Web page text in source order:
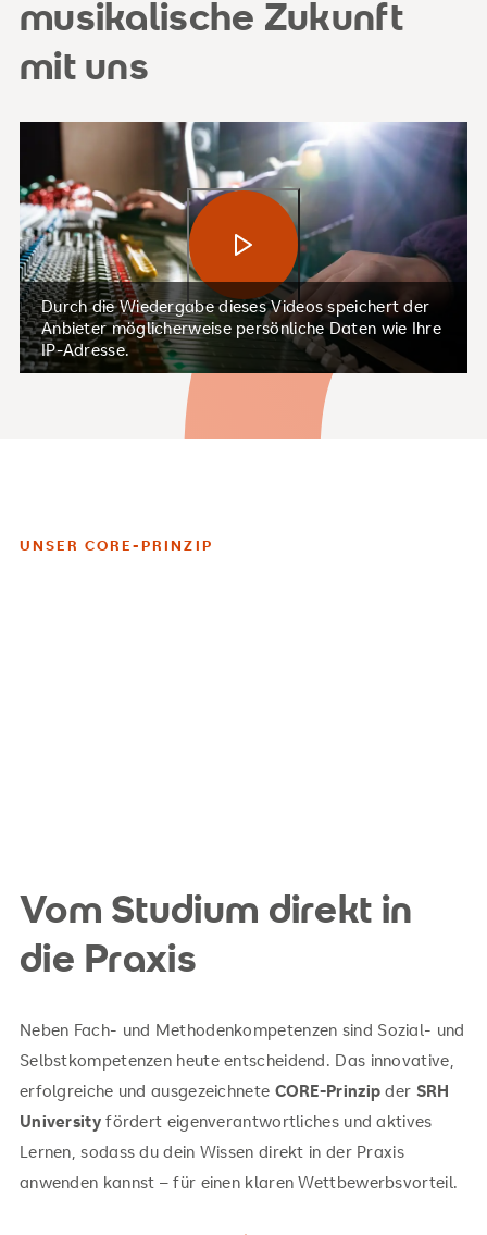
musikalische Zukunft
mit uns
Video abspielen
Durch die Wiedergabe dieses Videos speichert der
Anbieter möglicherweise persönliche Daten wie Ihre
IP-Adresse.
UNSER CORE-PRINZIP
Vom Studium direkt in
die Praxis
Neben Fach- und Methodenkompetenzen sind Sozial- und
Selbstkompetenzen heute entscheidend. Das innovative,
erfolgreiche und ausgezeichnete CORE-Prinzip der SRH
Universityfördert eigenverantwortliches und aktives
Lernen, sodass du dein Wissen direkt in der Praxis
anwenden kannst – für einen klaren Wettbewerbsvorteil.